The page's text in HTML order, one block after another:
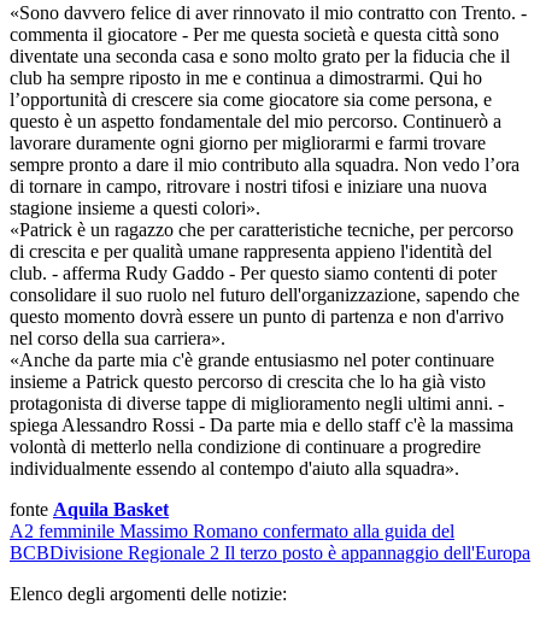
«Sono davvero felice di aver rinnovato il mio contratto con Trento. -
commenta il giocatore - Per me questa società e questa città sono
diventate una seconda casa e sono molto grato per la fiducia che il
club ha sempre riposto in me e continua a dimostrarmi. Qui ho
l’opportunità di crescere sia come giocatore sia come persona, e
questo è un aspetto fondamentale del mio percorso. Continuerò a
lavorare duramente ogni giorno per migliorarmi e farmi trovare
sempre pronto a dare il mio contributo alla squadra. Non vedo l’ora
di tornare in campo, ritrovare i nostri tifosi e iniziare una nuova
stagione insieme a questi colori».
«Patrick è un ragazzo che per caratteristiche tecniche, per percorso
di crescita e per qualità umane rappresenta appieno l'identità del
club. - afferma Rudy Gaddo - Per questo siamo contenti di poter
consolidare il suo ruolo nel futuro dell'organizzazione, sapendo che
questo momento dovrà essere un punto di partenza e non d'arrivo
nel corso della sua carriera».
«Anche da parte mia c'è grande entusiasmo nel poter continuare
insieme a Patrick questo percorso di crescita che lo ha già visto
protagonista di diverse tappe di miglioramento negli ultimi anni. -
spiega Alessandro Rossi - Da parte mia e dello staff c'è la massima
volontà di metterlo nella condizione di continuare a progredire
individualmente essendo al contempo d'aiuto alla squadra».
fonte Aquila Basket
A2 femminile Massimo Romano confermato alla guida del
BCBDivisione Regionale 2 Il terzo posto è appannaggio dell'Europa
Elenco degli argomenti delle notizie: